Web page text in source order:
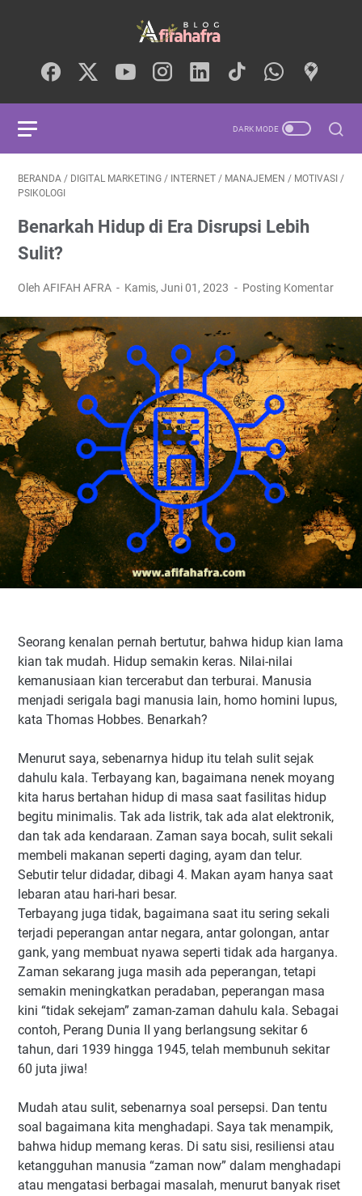
BERANDA / DIGITAL MARKETING / INTERNET / MANAJEMEN / MOTIVASI /
PSIKOLOGI
Benarkah Hidup di Era Disrupsi Lebih
Sulit?
Oleh AFIFAH AFRA Kamis, Juni 01, 2023 Posting Komentar
Seorang kenalan pernah bertutur, bahwa hidup kian lama
kian tak mudah. Hidup semakin keras. Nilai-nilai
kemanusiaan kian tercerabut dan terburai. Manusia
menjadi serigala bagi manusia lain, homo homini lupus,
kata Thomas Hobbes. Benarkah?
Menurut saya, sebenarnya hidup itu telah sulit sejak
dahulu kala. Terbayang kan, bagaimana nenek moyang
kita harus bertahan hidup di masa saat fasilitas hidup
begitu minimalis. Tak ada listrik, tak ada alat elektronik,
dan tak ada kendaraan. Zaman saya bocah, sulit sekali
membeli makanan seperti daging, ayam dan telur.
Sebutir telur didadar, dibagi 4. Makan ayam hanya saat
lebaran atau hari-hari besar.
Terbayang juga tidak, bagaimana saat itu sering sekali
terjadi peperangan antar negara, antar golongan, antar
gank, yang membuat nyawa seperti tidak ada harganya.
Zaman sekarang juga masih ada peperangan, tetapi
semakin meningkatkan peradaban, peperangan masa
kini “tidak sekejam” zaman-zaman dahulu kala. Sebagai
contoh, Perang Dunia II yang berlangsung sekitar 6
tahun, dari 1939 hingga 1945, telah membunuh sekitar
60 juta jiwa!
Mudah atau sulit, sebenarnya soal persepsi. Dan tentu
soal bagaimana kita menghadapi. Saya tak menampik,
bahwa hidup memang keras. Di satu sisi, resiliensi atau
ketangguhan manusia “zaman now” dalam menghadapi
atau mengatasi berbagai masalah, menurut banyak riset